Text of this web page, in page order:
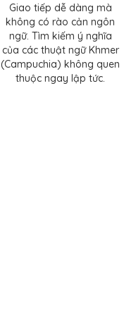
Giao tiếp dễ dàng mà
không có rào cản ngôn
ngữ. Tìm kiếm ý nghĩa
của các thuật ngữ Khmer
(Campuchia) không quen
thuộc ngay lập tức.